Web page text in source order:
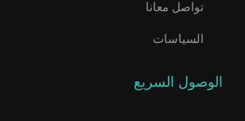
تواصل معانا
السياسات
الوصول السريع